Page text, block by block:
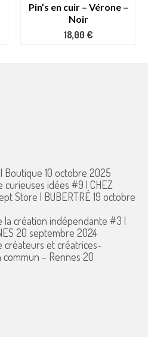
Pin’s en cuir – Vérone –
Noir
18,00 €
| Boutique 10 octobre 2025
curieuses idées #9 | CHEZ
Store | BUBERTRÉ 19 octobre
la création indépendante #3 |
20 septembre 2024
créateurs et créatrices-
commun – Rennes 20